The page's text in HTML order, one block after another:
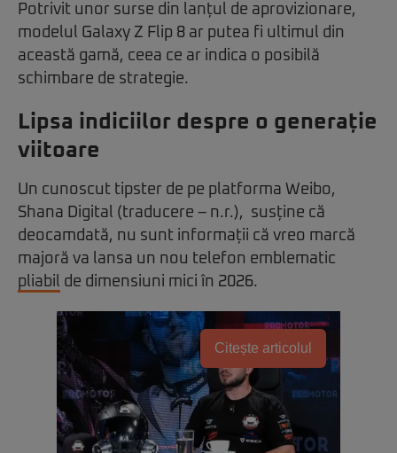
Potrivit unor surse din lanțul de aprovizionare,
modelul Galaxy Z Flip 8 ar putea fi ultimul din
această gamă, ceea ce ar indica o posibilă
schimbare de strategie.
Lipsa indiciilor despre o generație
viitoare
Un cunoscut tipster de pe platforma Weibo,
Shana Digital (traducere – n.r.), susține că
deocamdată, nu sunt informații că vreo marcă
majoră va lansa un nou telefon emblematic
pliabil de dimensiuni mici în 2026.
Citește articolul